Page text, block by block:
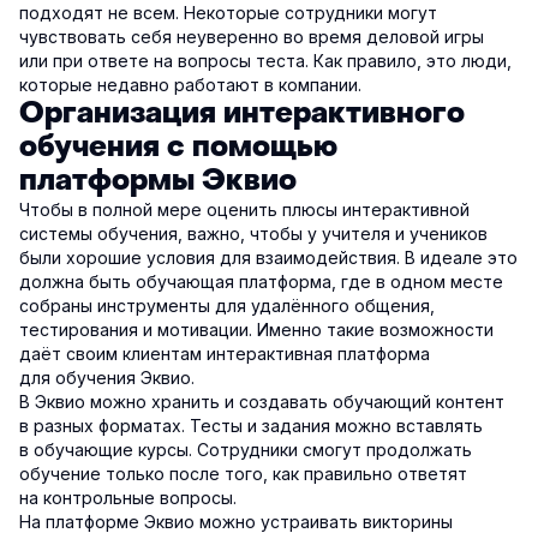
подходят не всем. Некоторые сотрудники могут
чувствовать себя неуверенно во время деловой игры
или при ответе на вопросы теста. Как правило, это люди,
которые недавно работают в компании.
Организация интерактивного
обучения с помощью
платформы Эквио
Чтобы в полной мере оценить плюсы интерактивной
системы обучения, важно, чтобы у учителя и учеников
были хорошие условия для взаимодействия. В идеале это
должна быть обучающая платформа, где в одном месте
собраны инструменты для удалённого общения,
тестирования и мотивации. Именно такие возможности
даёт своим клиентам интерактивная платформа
для обучения Эквио.
В Эквио можно хранить и создавать обучающий контент
в разных форматах. Тесты и задания можно вставлять
в обучающие курсы. Сотрудники смогут продолжать
обучение только после того, как правильно ответят
на контрольные вопросы.
На платформе Эквио можно устраивать викторины